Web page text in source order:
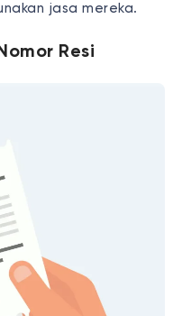
jasa mereka.
Resi